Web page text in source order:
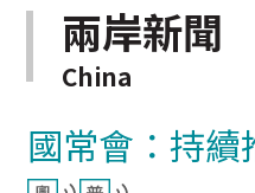
兩岸新聞
China
國常會：持